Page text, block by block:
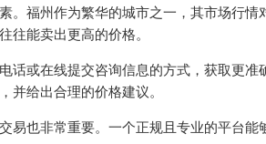
。福州作为繁华的城市之一，其市场行情
往能卖出更高的价格。
话或在线提交咨询信息的方式，获取更
并给出合理的价格建议。
易也非常重要。一个正规且专业的平台